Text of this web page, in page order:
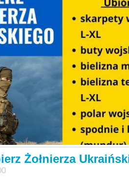
Żołnierza